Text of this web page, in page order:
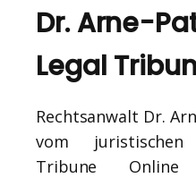
Dr. Arne-
Legal
Rechtsanwalt Dr.
vom juristischen
Tribune